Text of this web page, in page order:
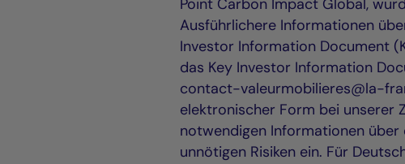
Point Carbon Impact Global,
Ausführlichere Informationen
Investor Information Document
das Key Investor Information
contact-valeurmobilieres@la-
elektronischer Form bei unserer
notwendigen Informationen über
unnötigen Risiken ein. Für